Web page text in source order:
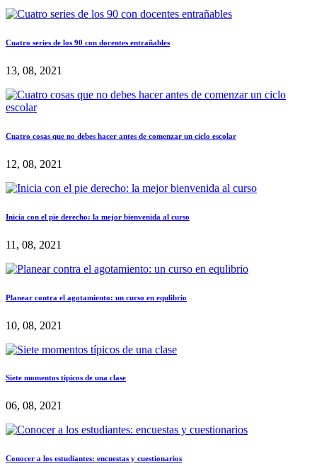
Cuatro series de los 90 con docentes entrañables
13, 08, 2021
Cuatro cosas que no debes hacer antes de comenzar un ciclo escolar
12, 08, 2021
Inicia con el pie derecho: la mejor bienvenida al curso
11, 08, 2021
Planear contra el agotamiento: un curso en equlibrio
10, 08, 2021
Siete momentos típicos de una clase
06, 08, 2021
Conocer a los estudiantes: encuestas y cuestionarios